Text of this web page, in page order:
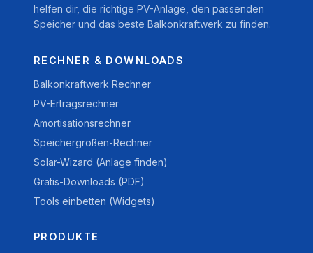
helfen dir, die richtige PV-Anlage, den passenden
Speicher und das beste Balkonkraftwerk zu finden.
RECHNER & DOWNLOADS
Balkonkraftwerk Rechner
PV-Ertragsrechner
Amortisationsrechner
Speichergrößen-Rechner
Solar-Wizard (Anlage finden)
Gratis-Downloads (PDF)
Tools einbetten (Widgets)
PRODUKTE